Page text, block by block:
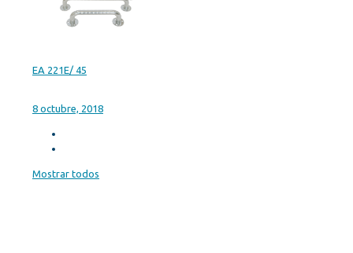
EA 221E/ 45
8 octubre, 2018
Mostrar todos